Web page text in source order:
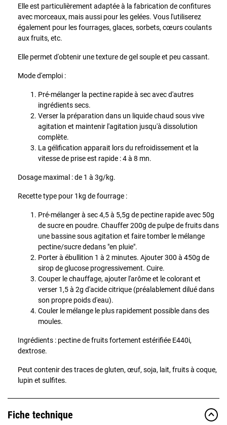
Elle est particulièrement adaptée à la fabrication de confitures
avec morceaux, mais aussi pour les gelées. Vous l'utiliserez
également pour les fourrages, glaces, sorbets, cœurs coulants
aux fruits, etc.
Elle permet d'obtenir une texture de gel souple et peu cassant.
Mode d'emploi :
Pré-mélanger la pectine rapide à sec avec d'autres
ingrédients secs.
Verser la préparation dans un liquide chaud sous vive
agitation et maintenir l'agitation jusqu'à dissolution
complète.
La gélification apparait lors du refroidissement et la
vitesse de prise est rapide : 4 à 8 mn.
Dosage maximal : de 1 à 3g/kg.
Recette type pour 1kg de fourrage :
Pré-mélanger à sec 4,5 à 5,5g de pectine rapide avec 50g
de sucre en poudre. Chauffer 200g de pulpe de fruits dans
une bassine sous agitation et faire tomber le mélange
pectine/sucre dedans "en pluie".
Porter à ébullition 1 à 2 minutes. Ajouter 300 à 450g de
sirop de glucose progressivement. Cuire.
Couper le chauffage, ajouter l'arôme et le colorant et
verser 1,5 à 2g d'acide citrique (préalablement dilué dans
son propre poids d'eau).
Couler le mélange le plus rapidement possible dans des
moules.
Ingrédients : pectine de fruits fortement estérifiée E440i,
dextrose.
Peut contenir des traces de gluten, œuf, soja, lait, fruits à coque,
lupin et sulfites.
Fiche technique